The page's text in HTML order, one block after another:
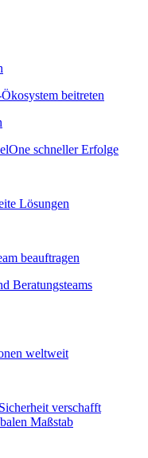
beitreten
schneller Erfolge
Lösungen
beauftragen
Beratungsteams
weltweit
verschafft
Maßstab